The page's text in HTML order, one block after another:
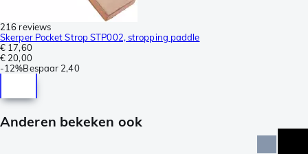
216 reviews
Skerper Pocket Strop STP002, stropping paddle
€ 17,60
€ 20,00
-12%Bespaar 2,40
Anderen bekeken ook